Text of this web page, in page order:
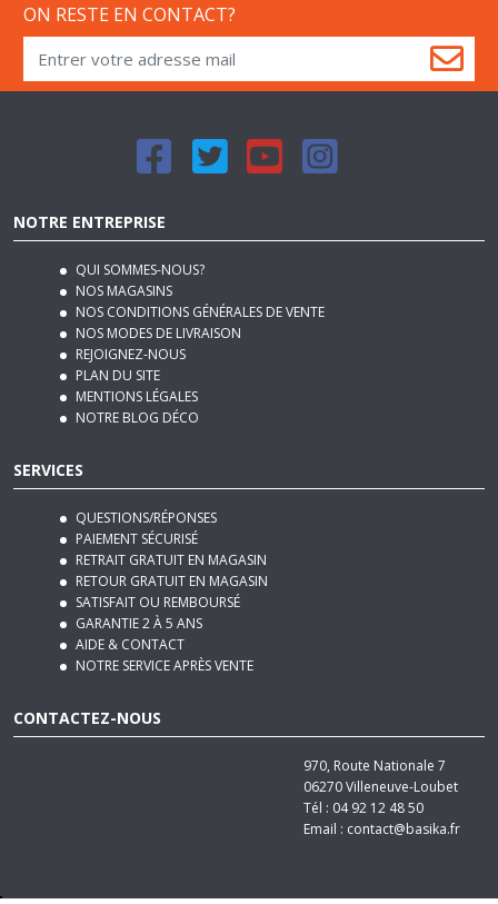
ON RESTE EN CONTACT?
NOTRE ENTREPRISE
QUI SOMMES-NOUS?
NOS MAGASINS
NOS CONDITIONS GÉNÉRALES DE VENTE
NOS MODES DE LIVRAISON
REJOIGNEZ-NOUS
PLAN DU SITE
MENTIONS LÉGALES
NOTRE BLOG DÉCO
SERVICES
QUESTIONS/RÉPONSES
PAIEMENT SÉCURISÉ
RETRAIT GRATUIT EN MAGASIN
RETOUR GRATUIT EN MAGASIN
SATISFAIT OU REMBOURSÉ
GARANTIE 2 À 5 ANS
AIDE & CONTACT
NOTRE SERVICE APRÈS VENTE
CONTACTEZ-NOUS
970, Route Nationale 7
06270 Villeneuve-Loubet
Tél : 04 92 12 48 50
Email : contact@basika.fr